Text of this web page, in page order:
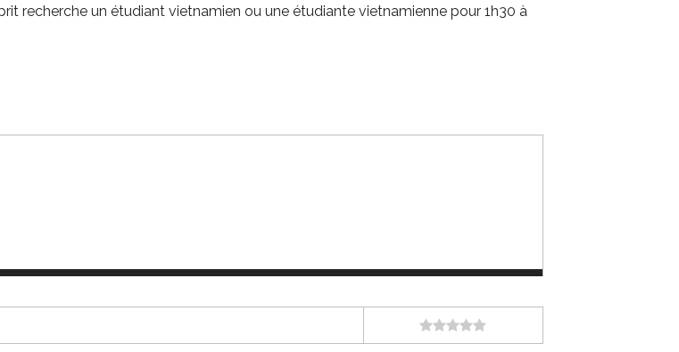
recherche un étudiant vietnamien ou une étudiante vietnamienne pour 1h30 à